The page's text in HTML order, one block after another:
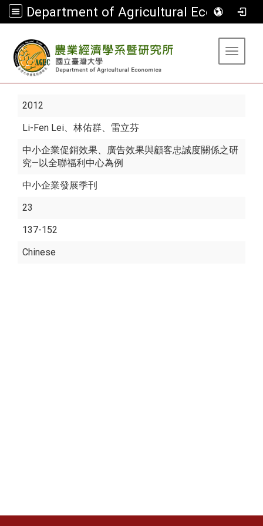
Department of Agricultural Economics
Toggle
2012
Li-Fen Lei、林佑群、雷立芬
中小企業促銷效果、廣告效果與顧客忠誠度關係之研
究—以全聯福利中心為例
中小企業發展季刊
23
137-152
Chinese